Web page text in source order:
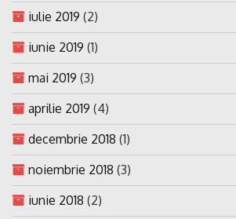
iulie 2019 (2)
iunie 2019 (1)
mai 2019 (3)
aprilie 2019 (4)
decembrie 2018 (1)
noiembrie 2018 (3)
iunie 2018 (2)